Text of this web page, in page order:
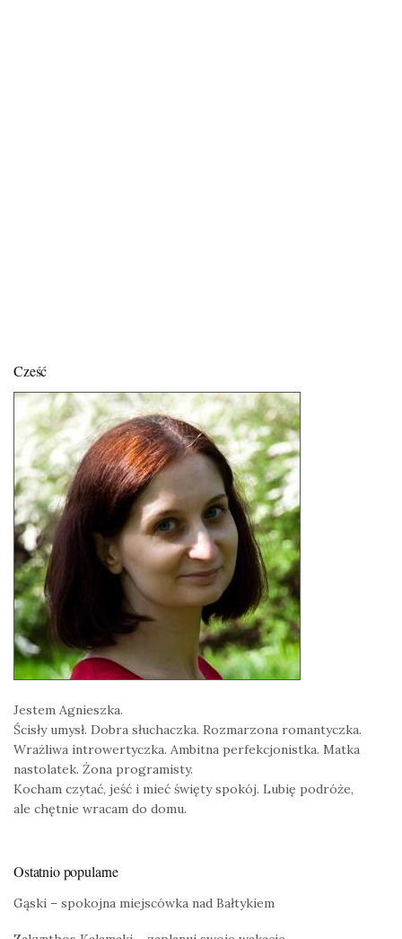
Cześć
Jestem Agnieszka.
Ścisły umysł. Dobra słuchaczka. Rozmarzona romantyczka.
Wrażliwa introwertyczka. Ambitna perfekcjonistka. Matka
nastolatek. Żona programisty.
Kocham czytać, jeść i mieć święty spokój. Lubię podróże,
ale chętnie wracam do domu.
Ostatnio popularne
Gąski – spokojna miejscówka nad Bałtykiem